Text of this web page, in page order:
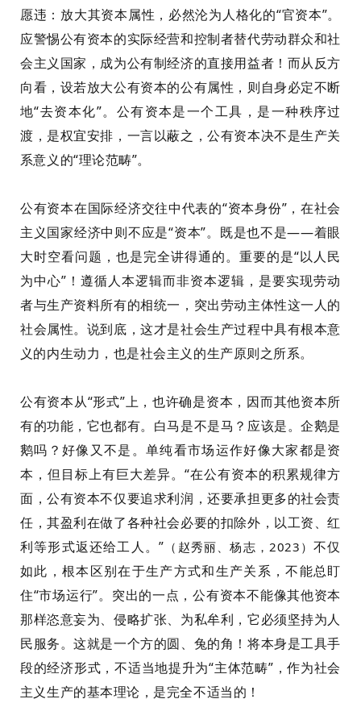
愿违：放大其资本属性，必然沦为人格化的“官资本”。
应警惕公有资本的实际经营和控制者替代劳动群众和社
会主义国家，成为公有制经济的直接用益者！ 而从反方
向看，设若放大公有资本的公有属性，则自身必定不断
地“去资本化”。公有资本是一个工具，是一种秩序过
渡，是权宜安排， 一言以蔽之，公有资本决不是生产关
系意义的“理论范畴”。
公有资本在国际经济交往中代表的“资本身份”，在社会
主义国家经济中则不应是“资本”。 既是也不是——着眼
大时空看问题，也是完全讲得通的。重要的是“以人民
为中心”！遵循人本逻辑而非资本逻辑，是要实现劳动
者与生产资料所有的相统一，突出劳动主体性这一人的
社会属性。说到底，这才是社会生产过程中具有根本意
义的内生动力，也是社会主义的生产原则之所系。
公有资本从“形式”上，也许确是资本，因而其他资本所
有的功能，它也都有。 白马是不是马？应该是。企鹅是
鹅吗？好像又不是。单纯看市场运作好像大家都是资
本，但目标上有巨大差异。“在公有资本的积累规律方
面，公有资本不仅要追求利润，还要承担更多的社会责
任，其盈利在做了各种社会必要的扣除外，以工资、红
利等形式返还给工人。” （赵秀丽、杨志， 2023 ）不仅
如此，根本区别在于生产方式和生产关系，不能总盯
住“市场运行”。突出的一点，公有资本不能像其他资本
那样恣意妄为、侵略扩张、为私牟利，它必须坚持为人
民服务。这就是一个方的圆、兔的角！将本身是工具手
段的经济形式，不适当地提升为“主体范畴”，作为社会
主义生产的基本理论，是完全不适当的！